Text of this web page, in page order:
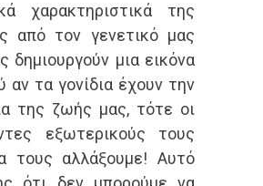
χαρακτηριστικά της
από τον γενετικό μας
δημιουργούν μια εικόνα
τα γονίδια έχουν την
της ζωής μας, τότε οι
εξωτερικούς τους
τους αλλάξουμε! Αυτό